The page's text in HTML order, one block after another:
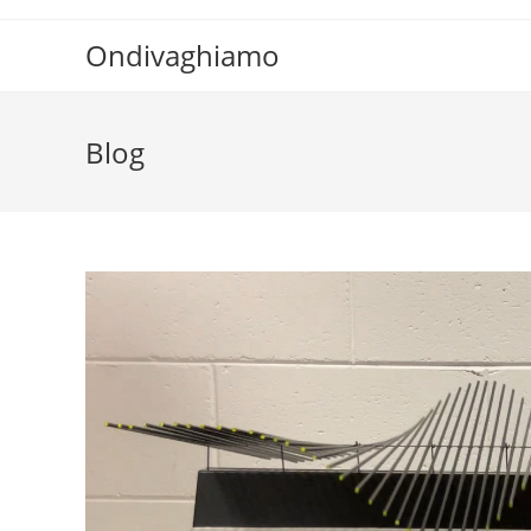
Ondivaghiamo
Blog